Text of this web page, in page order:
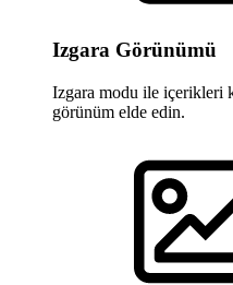
Izgara Görünümü
Izgara modu ile içerikleri
görünüm elde edin.